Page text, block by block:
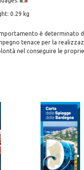
0.29 kg
è determinato
tenace per la
nel conseguire le